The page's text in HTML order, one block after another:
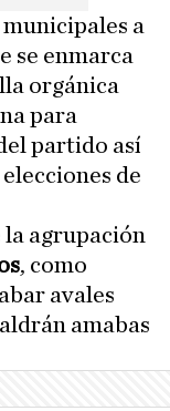
a
se enmarca
orgánica
para
partido así
de
agrupación
, como
avales
amabas